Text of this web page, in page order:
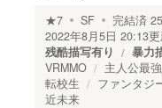
★7 SF 完結済 25
2022年8月5日 20:13
残酷描写有り
暴力
VRMMO
主人公最強
転校生
ファンタジ
近未来